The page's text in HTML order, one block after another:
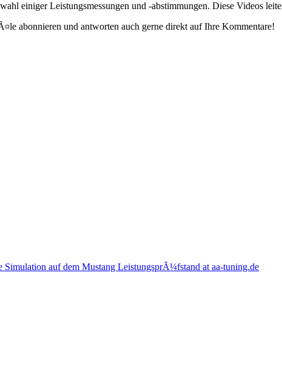
einiger Leistungsmessungen und -abstimmungen. Diese Videos
abonnieren und antworten auch gerne direkt auf Ihre Kommentare!
Simulation auf dem Mustang LeistungsprÃ¼fstand at aa-tuning.de